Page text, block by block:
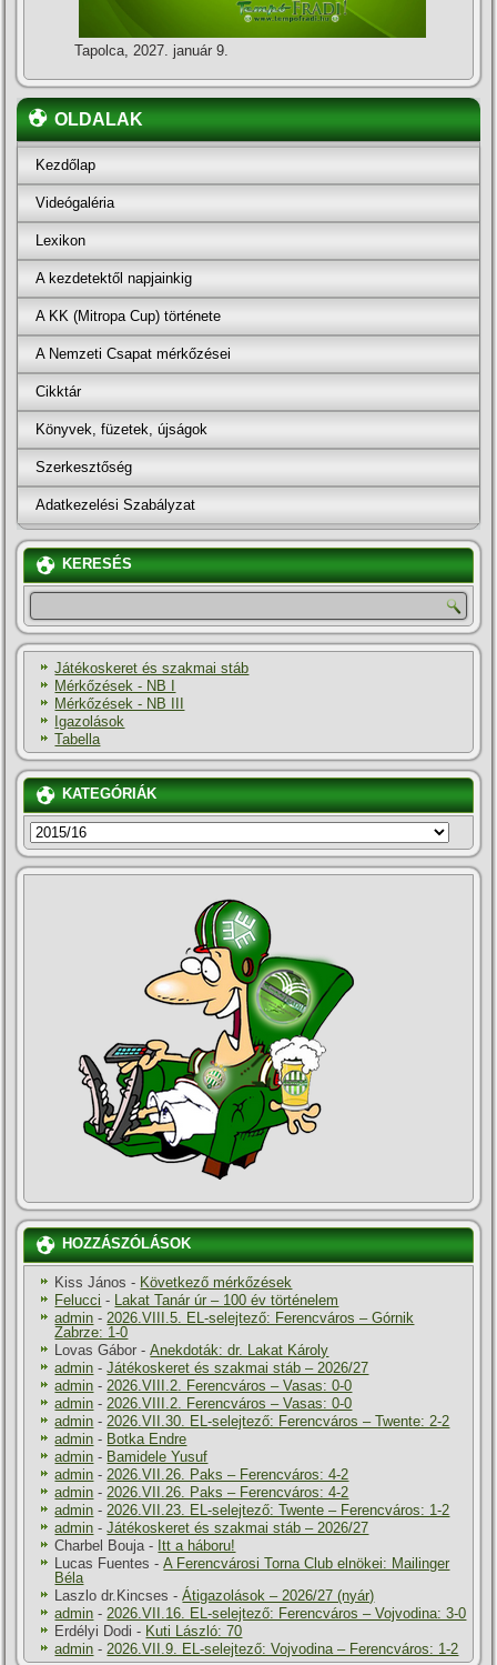
Tapolca, 2027. január 9.
OLDALAK
Kezdőlap
Videógaléria
Lexikon
A kezdetektől napjainkig
A KK (Mitropa Cup) története
A Nemzeti Csapat mérkőzései
Cikktár
Könyvek, füzetek, újságok
Szerkesztőség
Adatkezelési Szabályzat
KERESÉS
Játékoskeret és szakmai stáb
Mérkőzések - NB I
Mérkőzések - NB III
Igazolások
Tabella
KATEGÓRIÁK
KATEGÓRIÁK
HOZZÁSZÓLÁSOK
Kiss János - Következő mérkőzések
Felucci - Lakat Tanár úr – 100 év történelem
admin -2026.VIII.5. EL-selejtező: Ferencváros – Górnik
Zabrze: 1-0
Lovas Gábor -Anekdoták: dr. Lakat Károly
admin -Játékoskeret és szakmai stáb – 2026/27
admin -2026.VIII.2. Ferencváros – Vasas: 0-0
admin -2026.VIII.2. Ferencváros – Vasas: 0-0
admin -2026.VII.30. EL-selejtező: Ferencváros – Twente: 2-2
admin - Botka Endre
admin - Bamidele Yusuf
admin -2026.VII.26. Paks – Ferencváros: 4-2
admin -2026.VII.26. Paks – Ferencváros: 4-2
admin -2026.VII.23. EL-selejtező: Twente – Ferencváros: 1-2
admin -Játékoskeret és szakmai stáb – 2026/27
Charbel Bouja- Itt a háboru!
Lucas Fuentes -A Ferencvárosi Torna Club elnökei: Mailinger
Béla
Laszlo dr.Kincses -Átigazolások – 2026/27 (nyár)
admin -2026.VII.16. EL-selejtező: Ferencváros – Vojvodina: 3-0
Erdélyi Dodi - Kuti László: 70
admin -2026.VII.9. EL-selejtező: Vojvodina – Ferencváros: 1-2